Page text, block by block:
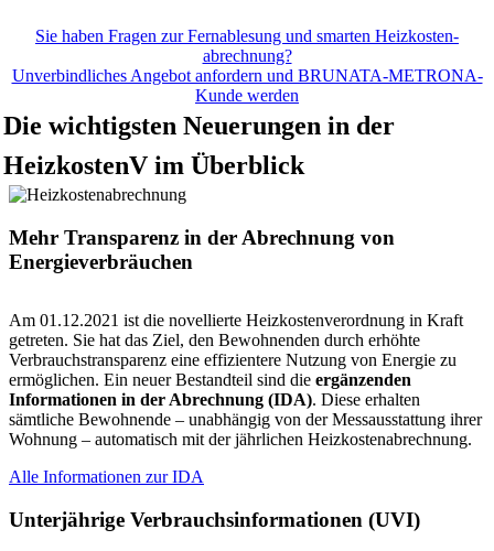
Sie haben Fragen zur Fernablesung und smarten Heizkosten­
abrechnung?
Unverbindliches Angebot anfordern und BRUNATA-METRONA-
Kunde werden
Die wichtigsten Neuerungen in der
HeizkostenV im Überblick
Mehr Transparenz in der Abrechnung von
Energieverbräuchen
Am 01.12.2021 ist die novellierte Heizkostenverordnung in Kraft
getreten. Sie hat das Ziel, den Bewohnenden durch erhöhte
Verbrauchstransparenz eine effizientere Nutzung von Energie zu
ermöglichen. Ein neuer Bestandteil sind die ergänzenden
Informationen in der Abrechnung (IDA). Diese erhalten
sämtliche Bewohnende – unabhängig von der Messausstattung ihrer
Wohnung – automatisch mit der jährlichen Heizkostenabrechnung.
Alle Informationen zur IDA
Unterjährige Verbrauchsinformationen (UVI)